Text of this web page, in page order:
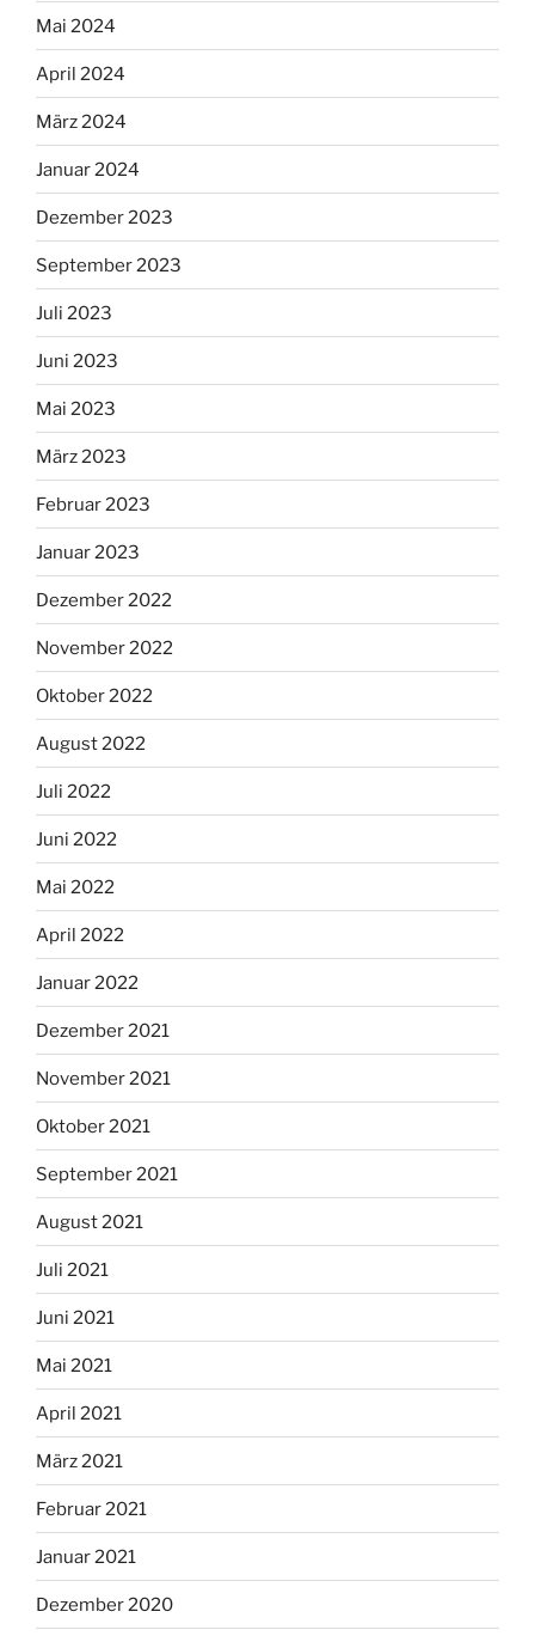
Mai 2024
April 2024
März 2024
Januar 2024
Dezember 2023
September 2023
Juli 2023
Juni 2023
Mai 2023
März 2023
Februar 2023
Januar 2023
Dezember 2022
November 2022
Oktober 2022
August 2022
Juli 2022
Juni 2022
Mai 2022
April 2022
Januar 2022
Dezember 2021
November 2021
Oktober 2021
September 2021
August 2021
Juli 2021
Juni 2021
Mai 2021
April 2021
März 2021
Februar 2021
Januar 2021
Dezember 2020